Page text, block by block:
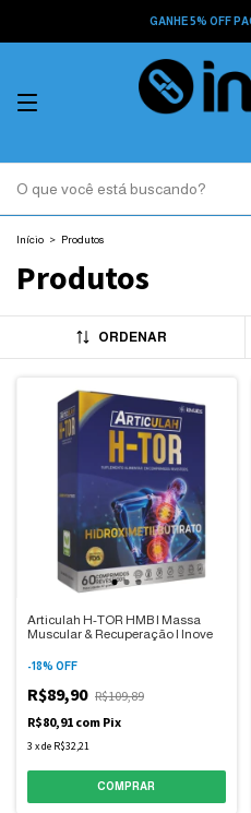
GANHE 5% OFF
Início > Produtos
Produtos
ORDENAR
Articulah H-TOR HMB | Massa
Muscular & Recuperação | Inove
-18% OFF
R$89,90 R$109,89
R$80,91 com Pix
3 xde R$32,21